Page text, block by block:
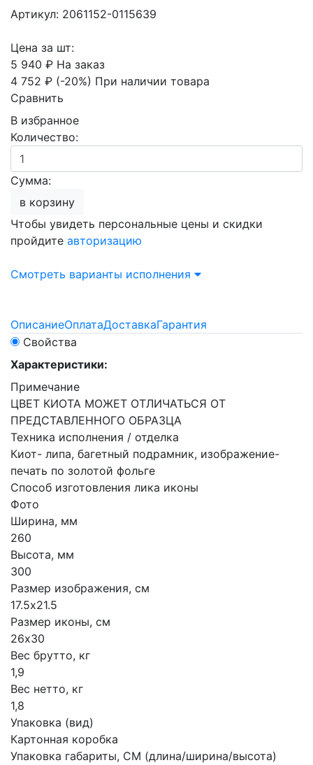
Артикул: 2061152-0115639
Цена за шт:
5 940 ₽ На заказ
4 752 ₽ (-20%) При наличии товара
Сравнить
В избранное
Количество:
Сумма:
в корзину
Чтобы увидеть персональные цены и скидки
пройдите авторизацию
Смотреть варианты исполнения
ОписаниеОплатаДоставкаГарантия
Свойства
Характеристики:
Примечание
ЦВЕТ КИОТА МОЖЕТ ОТЛИЧАТЬСЯ ОТ
ПРЕДСТАВЛЕННОГО ОБРАЗЦА
Техника исполнения / отделка
Киот- липа, багетный подрамник, изображение-
печать по золотой фольге
Способ изготовления лика иконы
Фото
Ширина, мм
260
Высота, мм
300
Размер изображения, см
17.5х21.5
Размер иконы, см
26х30
Вес брутто, кг
1,9
Вес нетто, кг
1,8
Упаковка (вид)
Картонная коробка
Упаковка габариты, СМ (длина/ширина/высота)